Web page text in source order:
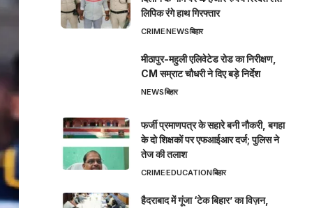
लिपिक रंगे हाथ गिरफ्तार
CRIMENEWSबिहार
मीठापुर-महुली एलिवेटेड रोड का निरीक्षण,
CM सम्राट चौधरी ने दिए बड़े निर्देश
NEWSबिहार
फर्जी प्रमाणपत्र के सहारे बनी नौकरी, बगहा
के दो शिक्षकों पर एफआईआर दर्ज; पुलिस ने
तेज की तलाश
CRIMEEDUCATIONबिहार
हैदराबाद में गूंजा ‘टेक बिहार’ का विज़न,